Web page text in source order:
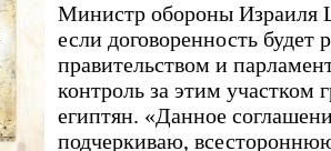
Министр обороны Израиля
если договоренность будет
правительством и
контроль за этим участком
египтян. «Данное
подчеркиваю,